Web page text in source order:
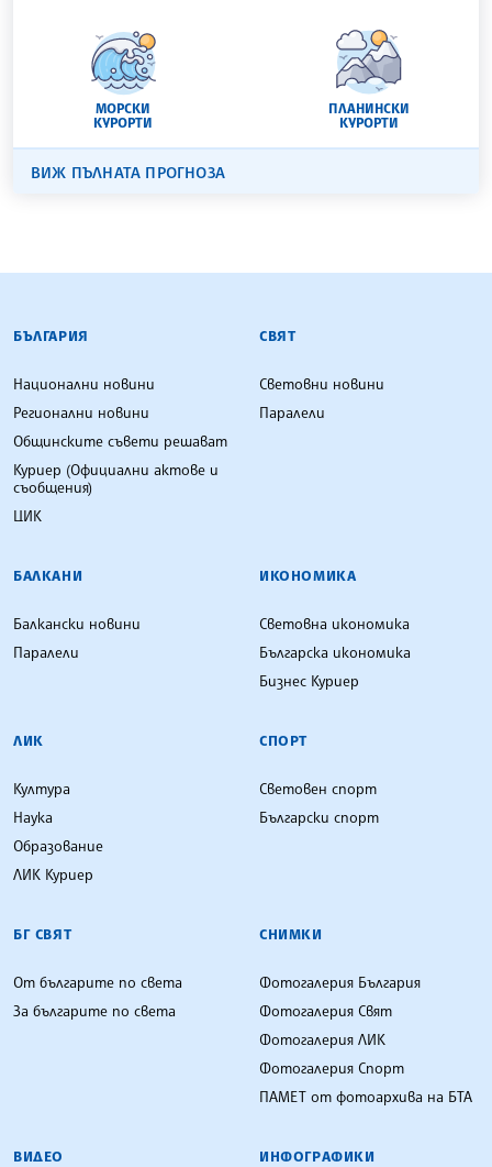
МОРСКИ
КУРОРТИ
ПЛАНИНСКИ
КУРОРТИ
ВИЖ ПЪЛНАТА ПРОГНОЗА
БЪЛГАРСКА ТЕЛЕГРАФНА АГЕНЦИЯ
БЪЛГАРИЯ
Национални новини
Регионални новини
Общинските съвети решават
Куриер (Официални актове и
съобщения)
ЦИК
СВЯТ
Световни новини
Паралели
БАЛКАНИ
Балкански новини
Паралели
ИКОНОМИКА
Световна икономика
Българска икономика
Бизнес Куриер
ЛИК
Култура
Наука
Образование
ЛИК Куриер
СПОРТ
Световен спорт
Български спорт
БГ СВЯТ
От българите по света
За българите по света
СНИМКИ
Фотогалерия България
Фотогалерия Свят
Фотогалерия ЛИК
Фотогалерия Спорт
ПАМЕТ от фотоархива на БТА
ВИДЕО ИНФОГРАФИКИ